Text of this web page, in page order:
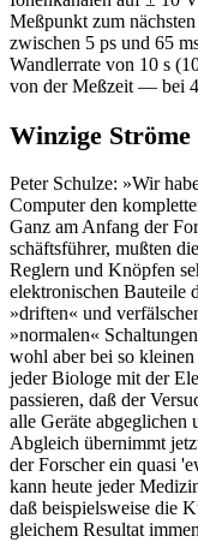
Meßpunkt zum
zwischen 5 ps und 65
Wandlerrate von 10 s
von der Meßzeit — bei
Winzige Ströme
Peter Schulze: »Wir
Computer den
Ganz am Anfang der
schäftsführer, mußten
Reglern und Knöpfen
elektronischen Bauteile
»driften« und
»normalen«
wohl aber bei so
jeder Biologe mit der
passieren, daß der
alle Geräte abgeglichen
Abgleich übernimmt
der Forscher ein quasi
kann heute jeder
daß beispielsweise die
gleichem Resultat